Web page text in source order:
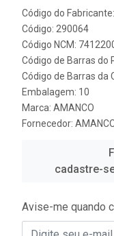
Código do
Código: 290064
Código NCM:
Código de Barras do
Código de Barras da
Embalagem: 10
Marca: AMANCO
Fornecedor:
cadastre-
Avise-me quando